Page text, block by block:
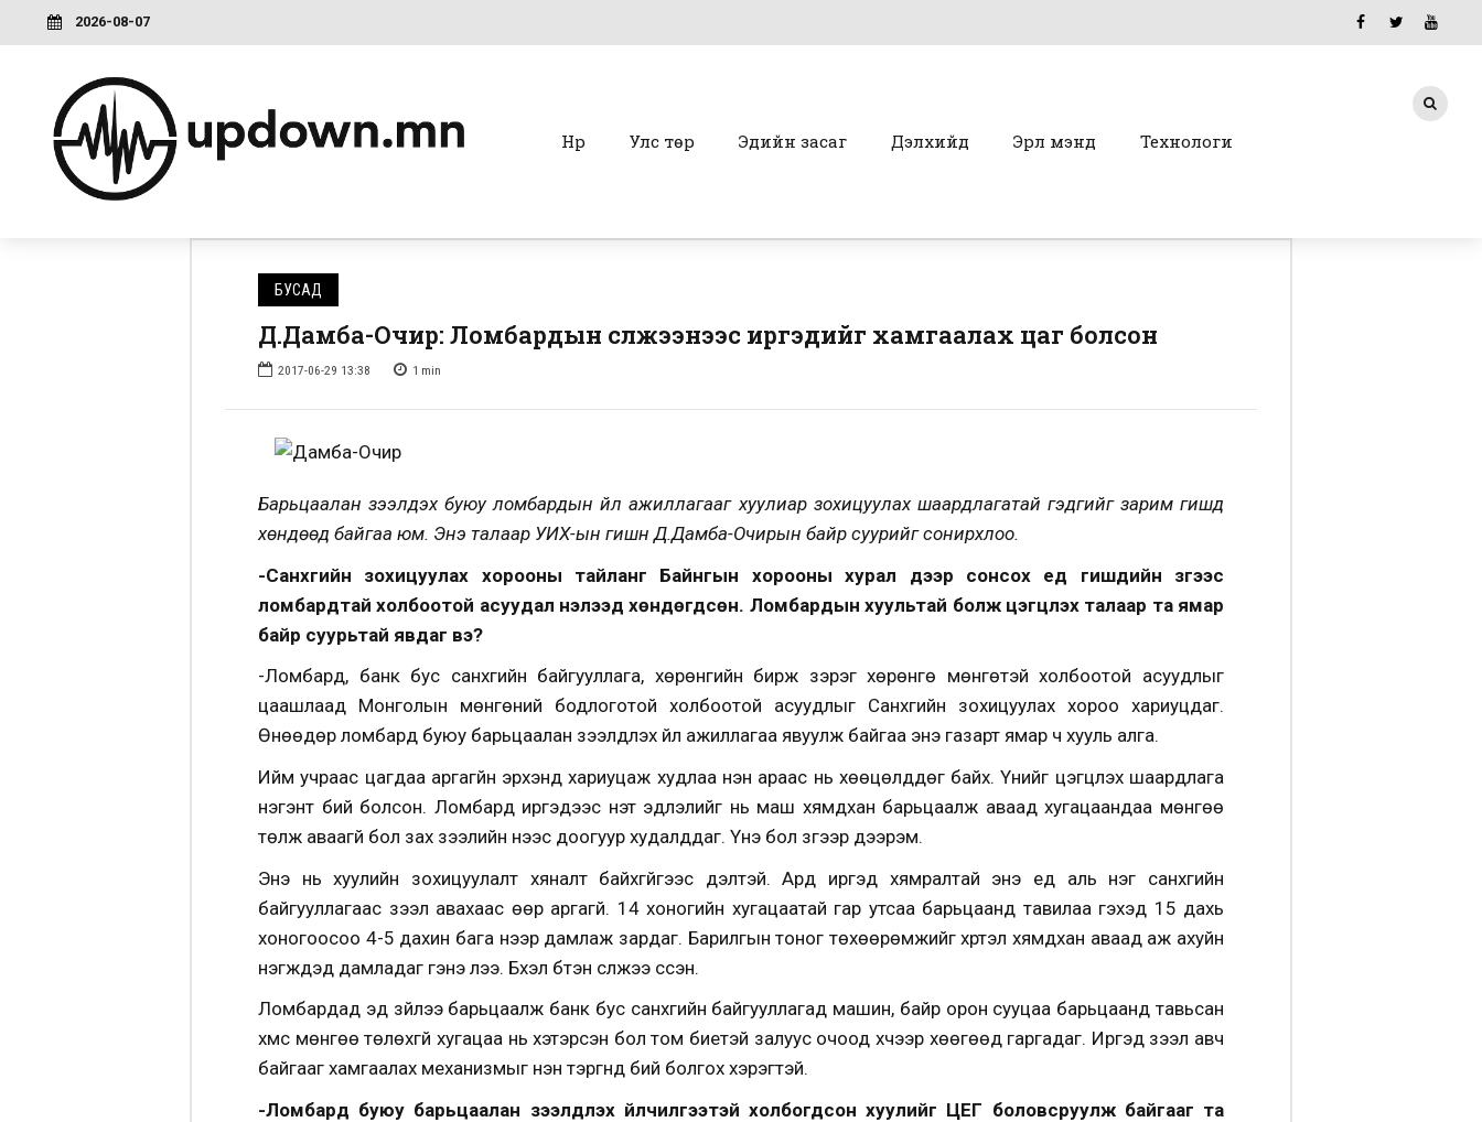
2026-08-07
Нүүр Улс төр Эдийн засаг Дэлхийд Эрүүл мэнд Технологи
БУСАД
Д.Дамба-Очир: Ломбардын сүлжээнээс иргэдийг хамгаалах цаг болсон
2017-06-29 13:38 1 min
Барьцаалан зээлдэх буюу ломбардын үйл ажиллагааг хуулиар зохицуулах шаардлагатай гэдгийг зарим гишүүд
хөндөөд байгаа юм. Энэ талаар УИХ-ын гишүүн Д.Дамба-Очирын байр суурийг сонирхлоо.
-Санхүүгийн зохицуулах хорооны тайланг Байнгын хорооны хурал дээр сонсох үед гишүүдийн зүгээс
ломбардтай холбоотой асуудал нэлээд хөндөгдсөн. Ломбардын хуультай болж цэгцлэх талаар та ямар
байр суурьтай явдаг вэ?
-Ломбард, банк бус санхүүгийн байгууллага, хөрөнгийн бирж зэрэг хөрөнгө мөнгөтэй холбоотой асуудлыг
цаашлаад Монголын мөнгөний бодлоготой холбоотой асуудлыг Санхүүгийн зохицуулах хороо хариуцдаг.
Өнөөдөр ломбард буюу барьцаалан зээлдүүлэх үйл ажиллагаа явуулж байгаа энэ газарт ямар ч хууль алга.
Ийм учраас цагдаа аргагүйн эрхэнд хариуцаж худлаа үнэн араас нь хөөцөлддөг байх. Үүнийг цэгцлэх шаардлага
нэгэнт бий болсон. Ломбард иргэдээс үнэт эдлэлийг нь маш хямдхан барьцаалж аваад хугацаандаа мөнгөө
төлж аваагүй бол зах зээлийн үнээс доогуур худалддаг. Үнэ бол зүгээр дээрэм.
Энэ нь хуулийн зохицуулалт хяналт байхгүйгээс үүдэлтэй. Ард иргэд хямралтай энэ үед аль нэг санхүүгийн
байгууллагаас зээл авахаас өөр аргагүй. 14 хоногийн хугацаатай гар утсаа барьцаанд тавилаа гэхэд 15 дахь
хоногоосоо 4-5 дахин бага үнээр дамлаж зардаг. Барилгын тоног төхөөрөмжийг хүртэл хямдхан аваад аж ахуйн
нэгжүүдэд дамладаг гэнэ лээ. Бүхэл бүтэн сүлжээ үүссэн.
Ломбардад эд зүйлээ барьцаалж банк бус санхүүгийн байгууллагад машин, байр орон сууцаа барьцаанд тавьсан
хүмүүс мөнгөө төлөхгүй хугацаа нь хэтэрсэн бол том биетэй залуус очоод хүчээр хөөгөөд гаргадаг. Иргэд зээл авч
байгааг хамгаалах механизмыг нэн тэргүүнд бий болгох хэрэгтэй.
-Ломбард буюу барьцаалан зээлдүүлэх үйлчилгээтэй холбогдсон хуулийг ЦЕГ боловсруулж байгааг та